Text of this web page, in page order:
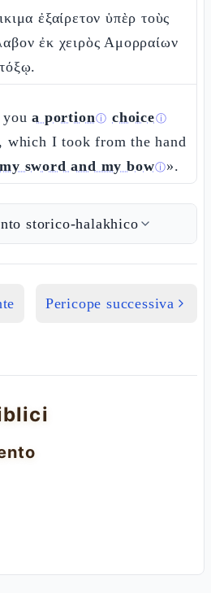
ἐξαίρετον ὑπὲρ τοὺς
ἐκ χειρὸς Αμορραίων
youa portionⓘ choiceⓘ
which I took from the hand
my sword and my bowⓘ».
storico-halakhico
Pericope successiva